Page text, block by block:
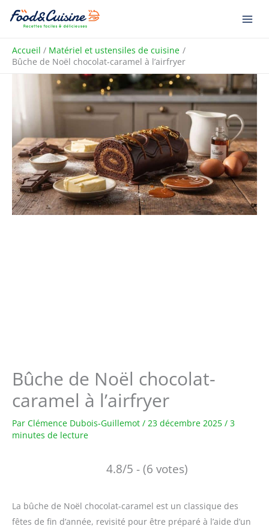
Aller
Accueil
Matériel et ustensiles de cuisine
Bûche de Noël chocolat-caramel à l’airfryer
Bûche de Noël chocolat-
caramel à l’airfryer
Par Clémence Dubois-Guillemot / 23 décembre 2025 / 3
minutes de lecture
4.8/5 - (6 votes)
La bûche de Noël chocolat-caramel est un classique des
fêtes de fin d’année, revisité pour être préparé à l’aide d’un
R
e
h
h
e
r